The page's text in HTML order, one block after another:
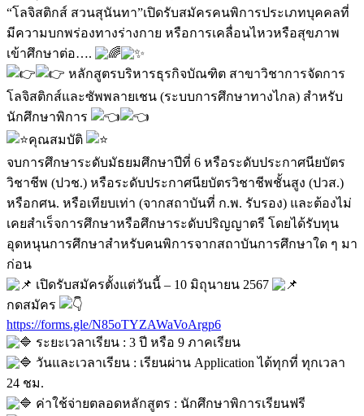
“โลจิสติกส์ สวนสุนันทา”เปิดรับสมัครคนพิการประเภทบุคคลที่
มีความบกพร่องทางร่างกาย หรือการเคลื่อนไหวหรือสุขภาพ
เข้าศึกษาต่อ….
หลักสูตรบริหารธุรกิจบัณฑิต สาขาวิชาการจัดการ
โลจิสติกส์และซัพพลายเชน (ระบบการศึกษาทางไกล) สำหรับ
นักศึกษาพิการ
คุณสมบัติ
จบการศึกษาระดับมัธยมศึกษาปีที่ 6 หรือระดับประกาศนียบัตร
วิชาชีพ (ปวช.) หรือระดับประกาศนียบัตรวิชาชีพชั้นสูง (ปวส.)
หรือกศน. หรือเทียบเท่า (จากสถาบันที่ ก.พ. รับรอง) และต้องไม่
เคยสำเร็จการศึกษาหรือศึกษาระดับปริญญาตรี โดยได้รับทุน
อุดหนุนการศึกษาสำหรับคนพิการจากสถาบันการศึกษาใด ๆ มา
ก่อน
เปิดรับสมัครตั้งแต่วันนี้ – 10 มิถุนายน 2567
กดสมัคร
https://forms.gle/N85oTYZAWaVoArgp6
ระยะเวลาเรียน : 3 ปี หรือ 9 ภาคเรียน
วันและเวลาเรียน : เรียนผ่าน Application ได้ทุกที่ ทุกเวลา
24 ชม.
ค่าใช้จ่ายตลอดหลักสูตร : นักศึกษาพิการเรียนฟรี